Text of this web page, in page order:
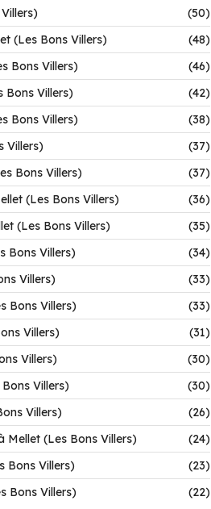
(50)
(Les Bons Villers)
(48)
Bons Villers)
(46)
Bons Villers)
(42)
Bons Villers)
(38)
Villers)
(37)
Bons Villers)
(37)
(Les Bons Villers)
(36)
(Les Bons Villers)
(35)
Bons Villers)
(34)
Villers)
(33)
Bons Villers)
(33)
Villers)
(31)
Villers)
(30)
Villers)
(30)
Villers)
(26)
Mellet (Les Bons Villers)
(24)
Bons Villers)
(23)
Bons Villers)
(22)